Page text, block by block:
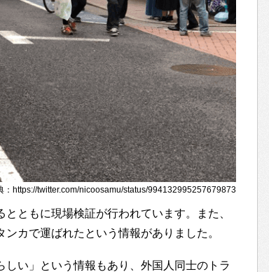
：https://twitter.com/nicoosamu/status/994132995257679873
ともに現場検証が行われています。また、
カで運ばれたという情報がありました。
しい」という情報もあり、外国人同士のトラ